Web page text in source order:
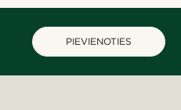
PIEVIENOTIES